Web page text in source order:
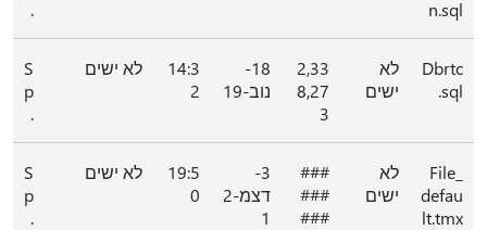
n.sql
.
Dbrtc
.sql
לא
ישים
2,33
8,27
3
18-
נוב-19
14:3
2
לא ישים
S
p
.
File_
defau
lt.tmx
לא
ישים
###
###
###
3-
דצמ-2
1
19:5
0
לא ישים
S
p
.